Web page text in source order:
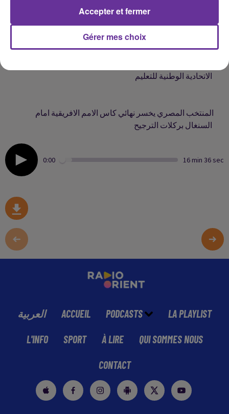
المنتخب المصري يخسر نهائي كاس الامم الافريقية امام
0:00 16 min 36 sec
العربية ACCUEIL PODCASTS LA PLAYLIST
L'INFO SPORT À LIRE QUI SOMMES NOUS
CONTACT
Gérer mes choix
Accepter et fermer